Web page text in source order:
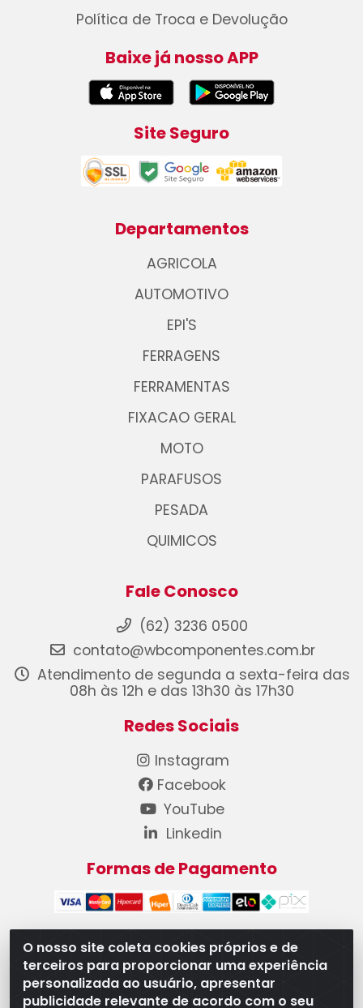
O nosso site coleta cookies próprios e de
terceiros para proporcionar uma experiência
personalizada ao usuário, apresentar
publicidade relevante de acordo com o seu
Política de Troca e Devolução
Baixe já nosso APP
Site Seguro
Departamentos
AGRICOLA
AUTOMOTIVO
EPI'S
FERRAGENS
FERRAMENTAS
FIXACAO GERAL
MOTO
PARAFUSOS
PESADA
QUIMICOS
Fale Conosco
(62) 3236 0500
contato@wbcomponentes.com.br
Atendimento de segunda a sexta-feira das
08h às 12h e das 13h30 às 17h30
Redes Sociais
Instagram
Facebook
YouTube
Linkedin
Formas de Pagamento
WB Componentes Automotivos LTDA - CNPJ
08.528.393/0001-12 - Rua do Níquel, 667 - Parque
Oeste Industrial, Goiânia/GO - CEP 74375-660